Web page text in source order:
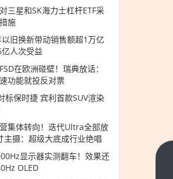
三星和SK海力士杠杆ETF采
施
旧换新带动销售额超1万亿
人次受益
在欧洲碰壁！瑞典放话：
功能就投反对票
标保时捷 宾利首款SUV渲染
集体转向！迭代Ultra全部放
主摄：超级大底成行业绝唱
显示器实测翻车！效果还
OLED